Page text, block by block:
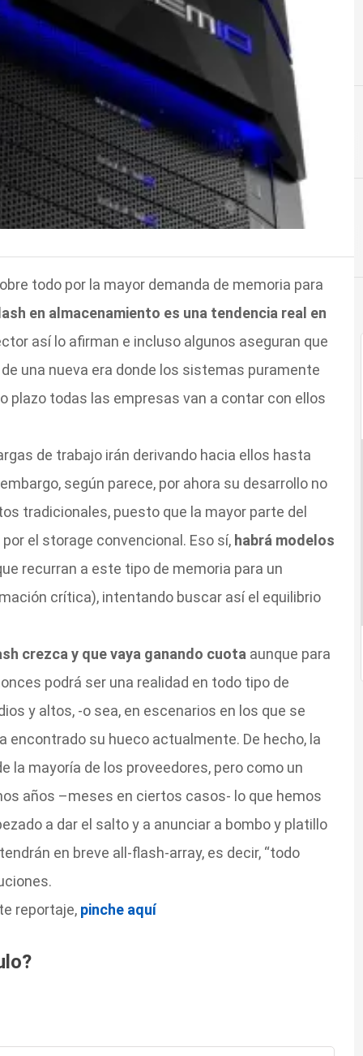
todo por la mayor demanda de memoria para
en almacenamiento es una tendencia real en
así lo afirman e incluso algunos aseguran que
una nueva era donde los sistemas puramente
plazo todas las empresas van a contar con ellos
de trabajo irán derivando hacia ellos hasta
según parece, por ahora su desarrollo no
tradicionales, puesto que la mayor parte del
el storage convencional. Eso sí, habrá modelos
recurran a este tipo de memoria para un
crítica), intentando buscar así el equilibrio
crezca y que vaya ganando cuota aunque para
podrá ser una realidad en todo tipo de
y altos, -o sea, en escenarios en los que se
su hueco actualmente. De hecho, la
la mayoría de los proveedores, pero como un
años –meses en ciertos casos- lo que hemos
a dar el salto y a anunciar a bombo y platillo
en breve all-flash-array, es decir, “todo
reportaje, pinche aquí